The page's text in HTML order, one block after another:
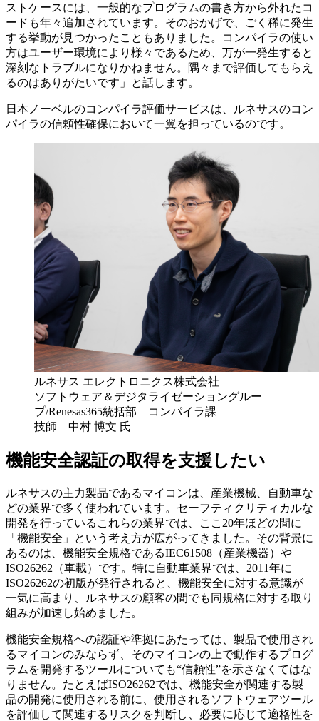
ストケースには、一般的なプログラムの書き方から外れたコ
ードも年々追加されています。そのおかげで、ごく稀に発生
する挙動が見つかったこともありました。コンパイラの使い
方はユーザー環境により様々であるため、万が一発生すると
深刻なトラブルになりかねません。隅々まで評価してもらえ
るのはありがたいです」と話します。
日本ノーベルのコンパイラ評価サービスは、ルネサスのコン
パイラの信頼性確保において一翼を担っているのです。
ルネサス エレクトロニクス株式会社
ソフトウェア＆デジタライゼーショングルー
プ/Renesas365統括部 コンパイラ課
技師 中村 博文 氏
機能安全認証の取得を支援したい
ルネサスの主力製品であるマイコンは、産業機械、自動車な
どの業界で多く使われています。セーフティクリティカルな
開発を行っているこれらの業界では、ここ20年ほどの間に
「機能安全」という考え方が広がってきました。その背景に
あるのは、機能安全規格であるIEC61508（産業機器）や
ISO26262（車載）です。特に自動車業界では、2011年に
ISO26262の初版が発行されると、機能安全に対する意識が
一気に高まり、ルネサスの顧客の間でも同規格に対する取り
組みが加速し始めました。
機能安全規格への認証や準拠にあたっては、製品で使用され
るマイコンのみならず、そのマイコンの上で動作するプログ
ラムを開発するツールについても“信頼性”を示さなくてはな
りません。たとえばISO26262では、機能安全が関連する製
品の開発に使用される前に、使用されるソフトウェアツール
を評価して関連するリスクを判断し、必要に応じて適格性を